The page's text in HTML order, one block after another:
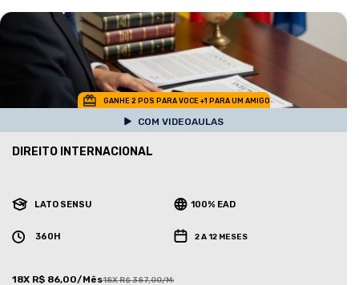
GANHE 2 POS PARA VOCE +1 PARA UM AMIGO
COM VIDEOAULAS
DIREITO INTERNACIONAL
LATO SENSU 100% EAD
360H 2 A 12 MESES
18X R$ 86,00/Mês18X R$ 387,00/Mês